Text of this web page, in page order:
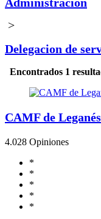
>
Delegacion de
Encontrados 1
CAMF de Leganés
4.028 Opiniones
*
*
*
*
*